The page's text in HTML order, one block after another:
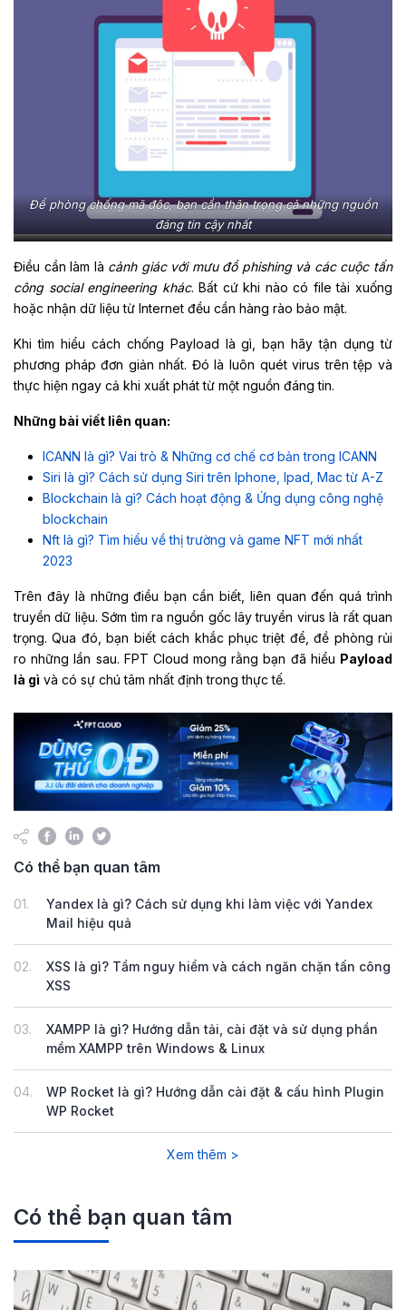
Để phòng chống mã độc, bạn cần thận trọng cả những nguồn
đáng tin cậy nhất
Điều cần làm là cảnh giác với mưu đồ phishing và các cuộc tấn
công social engineering khác. Bất cứ khi nào có file tải xuống
hoặc nhận dữ liệu từ Internet đều cần hàng rào bảo mật.
Khi tìm hiểu cách chống Payload là gì, bạn hãy tận dụng từ
phương pháp đơn giản nhất. Đó là luôn quét virus trên tệp và
thực hiện ngay cả khi xuất phát từ một nguồn đáng tin.
Những bài viết liên quan:
ICANN là gì? Vai trò & Những cơ chế cơ bản trong ICANN
Siri là gì? Cách sử dụng Siri trên Iphone, Ipad, Mac từ A-Z
Blockchain là gì? Cách hoạt động & Ứng dụng công nghệ
blockchain
Nft là gì? Tìm hiểu về thị trường và game NFT mới nhất
2023
Trên đây là những điều bạn cần biết, liên quan đến quá trình
truyền dữ liệu. Sớm tìm ra nguồn gốc lây truyền virus là rất quan
trọng. Qua đó, bạn biết cách khắc phục triệt để, đề phòng rủi
ro những lần sau. FPT Cloud mong rằng bạn đã hiểu Payload
là gì và có sự chú tâm nhất định trong thực tế.
Có thể bạn quan tâm
01.
Yandex là gì? Cách sử dụng khi làm việc với Yandex
Mail hiệu quả
02.
XSS là gì? Tầm nguy hiểm và cách ngăn chặn tấn công
XSS
03.
XAMPP là gì? Hướng dẫn tải, cài đặt và sử dụng phần
mềm XAMPP trên Windows & Linux
04.
WP Rocket là gì? Hướng dẫn cài đặt & cấu hình Plugin
WP Rocket
Xem thêm >
Có thể bạn quan tâm